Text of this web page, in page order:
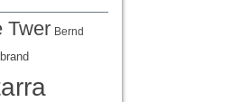
Twer Bernd